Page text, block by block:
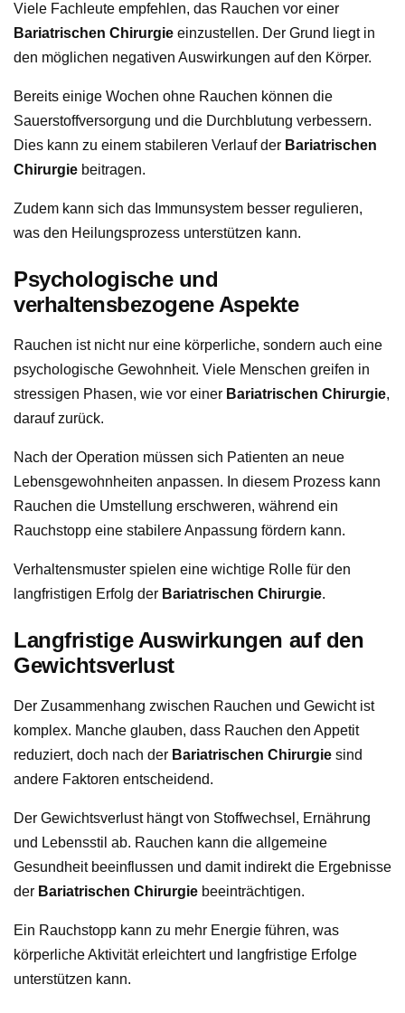
Viele Fachleute empfehlen, das Rauchen vor einer
Bariatrischen Chirurgie einzustellen. Der Grund liegt in
den möglichen negativen Auswirkungen auf den Körper.
Bereits einige Wochen ohne Rauchen können die
Sauerstoffversorgung und die Durchblutung verbessern.
Dies kann zu einem stabileren Verlauf der Bariatrischen
Chirurgie beitragen.
Zudem kann sich das Immunsystem besser regulieren,
was den Heilungsprozess unterstützen kann.
Psychologische und
verhaltensbezogene Aspekte
Rauchen ist nicht nur eine körperliche, sondern auch eine
psychologische Gewohnheit. Viele Menschen greifen in
stressigen Phasen, wie vor einer Bariatrischen Chirurgie,
darauf zurück.
Nach der Operation müssen sich Patienten an neue
Lebensgewohnheiten anpassen. In diesem Prozess kann
Rauchen die Umstellung erschweren, während ein
Rauchstopp eine stabilere Anpassung fördern kann.
Verhaltensmuster spielen eine wichtige Rolle für den
langfristigen Erfolg der Bariatrischen Chirurgie.
Langfristige Auswirkungen auf den
Gewichtsverlust
Der Zusammenhang zwischen Rauchen und Gewicht ist
komplex. Manche glauben, dass Rauchen den Appetit
reduziert, doch nach der Bariatrischen Chirurgie sind
andere Faktoren entscheidend.
Der Gewichtsverlust hängt von Stoffwechsel, Ernährung
und Lebensstil ab. Rauchen kann die allgemeine
Gesundheit beeinflussen und damit indirekt die Ergebnisse
der Bariatrischen Chirurgie beeinträchtigen.
Ein Rauchstopp kann zu mehr Energie führen, was
körperliche Aktivität erleichtert und langfristige Erfolge
unterstützen kann.